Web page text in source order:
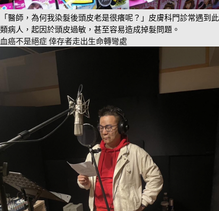
「醫師，為何我染髮後頭皮老是很癢呢？」皮膚科門診常遇到此
類病人，起因於頭皮過敏，甚至容易造成掉髮問題。
血癌不是絕症 倖存者走出生命轉彎處